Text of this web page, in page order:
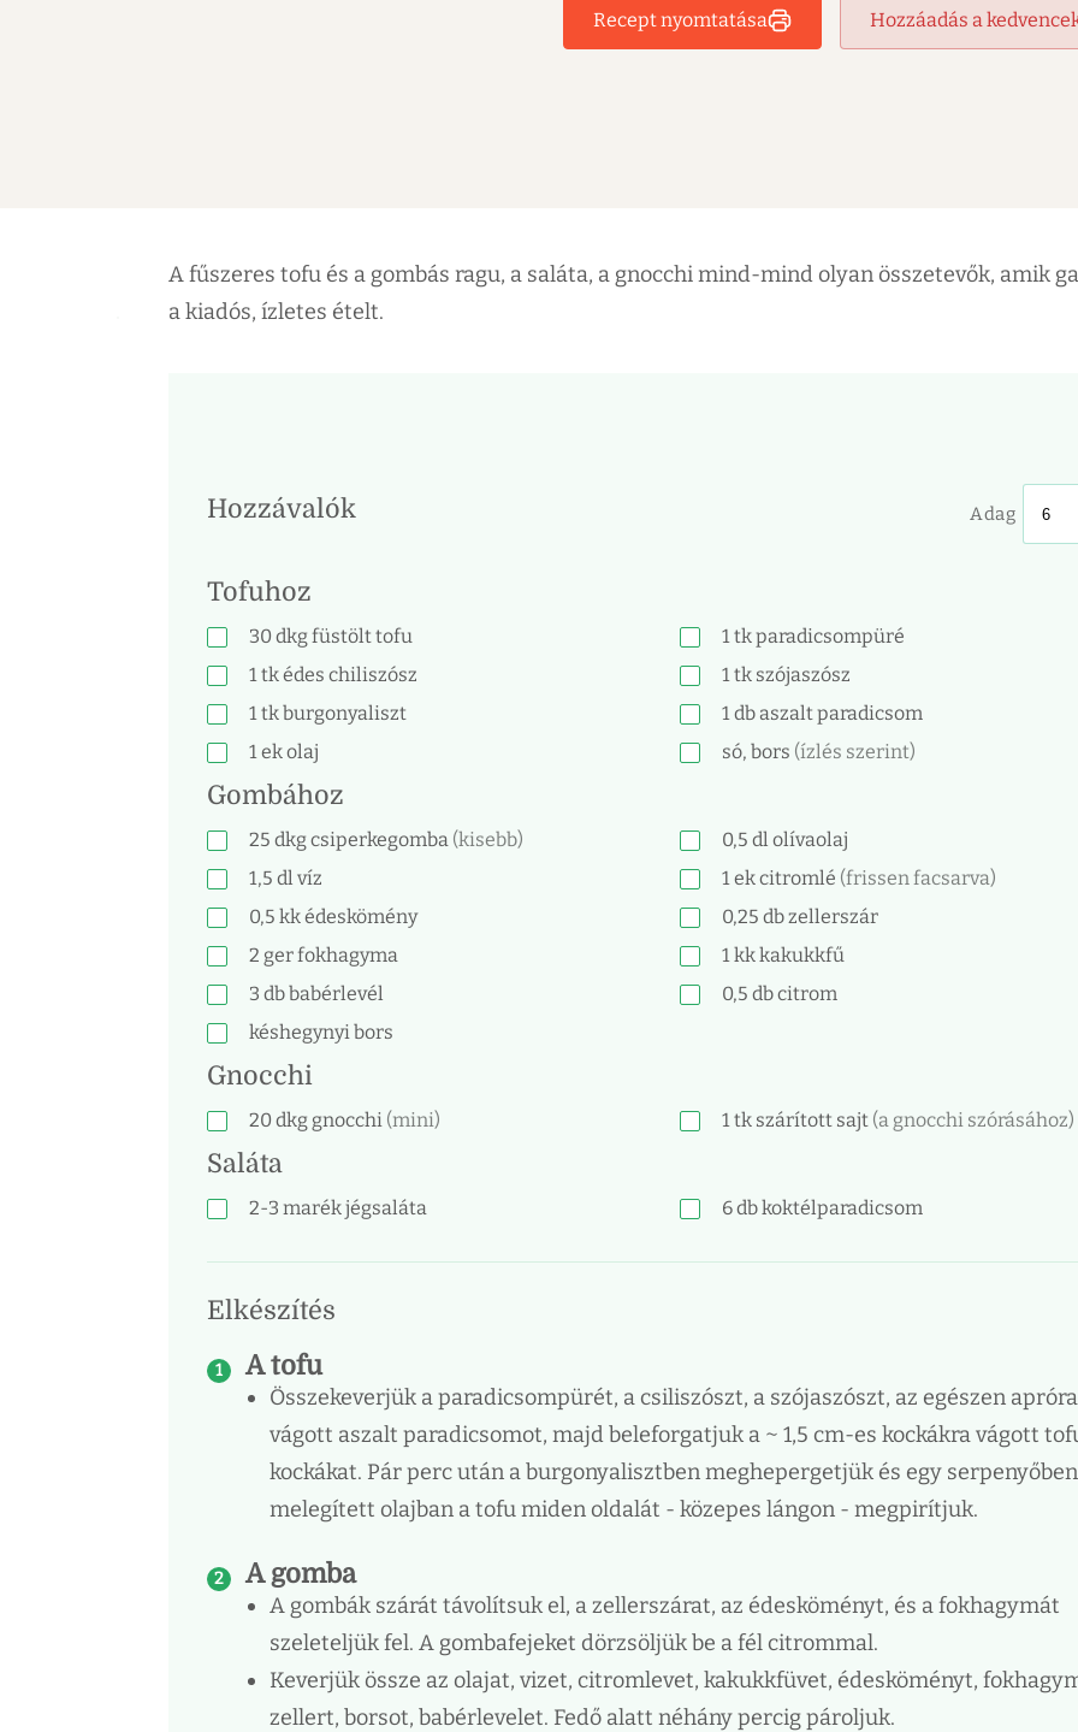
Recept nyomtatása Hozzáadás a
A fűszeres tofu és a gombás ragu, a saláta, a gnocchi mind-mind olyan összetevők, amik
a kiadós, ízletes ételt.
Hozzávalók Adag
Tofuhoz
30dkgfüstölt tofu 1tkparadicsompüré
1tkédes chiliszósz 1tk szójaszósz
1tkburgonyaliszt 1dbaszalt paradicsom
1ekolaj só, bors (ízlés szerint)
Gombához
25 dkgcsiperkegomba (kisebb) 0,5 dl olívaolaj
1,5 dl víz 1ekcitromlé (frissen facsarva)
0,5 kkédeskömény 0,25 dbzellerszár
2 gerfokhagyma 1kkkakukkfű
3 dbbabérlevél 0,5 dbcitrom
késhegynyi bors
Gnocchi
20dkg gnocchi (mini) 1tk szárított sajt (a gnocchi szórásához)
Saláta
2-3 marékjégsaláta 6dbkoktélparadicsom
Elkészítés
A tofu
Összekeverjük a paradicsompürét, a csiliszószt, a szójaszószt, az egészen apróra
vágott aszalt paradicsomot, majd beleforgatjuk a ~ 1,5 cm-es kockákra vágott
kockákat. Pár perc után a burgonyalisztben meghepergetjük és egy serpenyőben
melegített olajban a tofu miden oldalát - közepes lángon - megpirítjuk.
A gomba
A gombák szárát távolítsuk el, a zellerszárat, az édesköményt, és a fokhagymát
szeleteljük fel. A gombafejeket dörzsöljük be a fél citrommal.
Keverjük össze az olajat, vizet, citromlevet, kakukkfüvet, édesköményt,
zellert, borsot, babérlevelet. Fedő alatt néhány percig pároljuk.